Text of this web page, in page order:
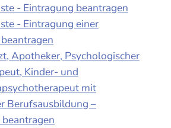
- Eintragung beantragen
- Eintragung einer
Apotheker, Psychologischer
Kinder- und
mit
Berufsausbildung –